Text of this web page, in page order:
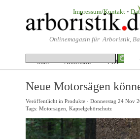
Impressum/Kontakt •
Onlinemagazin für Arboristik,
Start Arboristik ▼
VTA
Neue Motorsägen
Veröffentlicht in Produkte · Donnerstag 24 Nov
Tags: Motorsägen Kapselgehörschutz